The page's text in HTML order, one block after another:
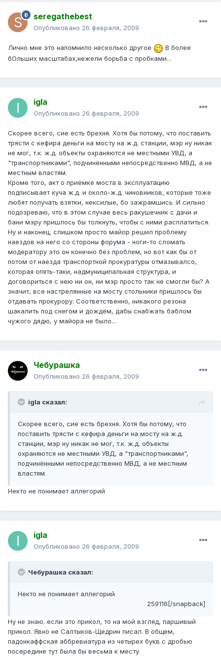
seregathebest
Опубликовано 26 февраля, 2009
Лично мне это напомнило несколько другое
В более
бОльших масштабах,нежели борьба с пробками...
igla
Опубликовано 26 февраля, 2009
Скорее всего, сие есть брехня. Хотя бы потому, что поставить
трясти с кефира деньги на мосту на ж.д. станции, мэр ну никак
не мог, т.к. ж.д. объекты охраняются не местными УВД, а
"транспортниками", подчинёнными непосредственно МВД, а не
местным властям.
Кроме того, акт о приёмке моста в эксплуатацию
подписывает куча ж.д. и около-ж.д. чиновников, которые тоже
любят получать взятки, нексилые, бо зажрамшись. И сильно
подозреваю, что в этом случае весь ракушечник с дачи и
бани мэру пришлось бы толкнуть, чтобы с ними расплатиться.
Ну и наконец, слишком просто майор решил проблему
наездов на него со стороны форума - ноги-то сломать
модератору это он конечно без проблем, но вот как бы от
потом от наезда транспортной прокуратуры отмазывалсо,
которая опять-таки, надмуниципальная структура, и
договориться с нею ни он, ни мэр просто так не смогли бы? А
значит, все настрелянные на мосту стольники пришлось бы
отдавать прокурору. Соответственно, никакого резона
шакалить под снегом и дождём, дабы снабжать баблом
чужого дядю, у майора не было...
Чебурашка
Опубликовано 26 февраля, 2009
igla сказал:
Скорее всего, сие есть брехня. Хотя бы потому, что
поставить трясти с кефира деньги на мосту на ж.д.
станции, мэр ну никак не мог, т.к. ж.д. объекты
охраняются не местными УВД, а "транспортниками",
подчинёнными непосредственно МВД, а не местным
властям.
Некто не понимает аллегорий
igla
Опубликовано 26 февраля, 2009
Чебурашка сказал:
Некто не понимает аллегорий
259116[/snapback]
Ну не знаю. если это прикол, то на мой взгляд, паршивый
прикол. Явно не Салтыков-Щедрин писал. В общем,
падонкаффская аббревиатура из четырех букв с дробью
посередине тут была бы весьма к месту.